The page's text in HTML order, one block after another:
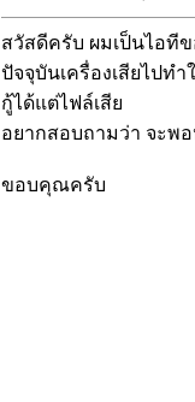
สวัสดีครับ ผมเป็นไอที
ปัจจุบันเครื่องเสียไปท
กู้ได้แต่ไฟล์เสีย
อยากสอบถามว่า จะพ
ขอบคุณครับ